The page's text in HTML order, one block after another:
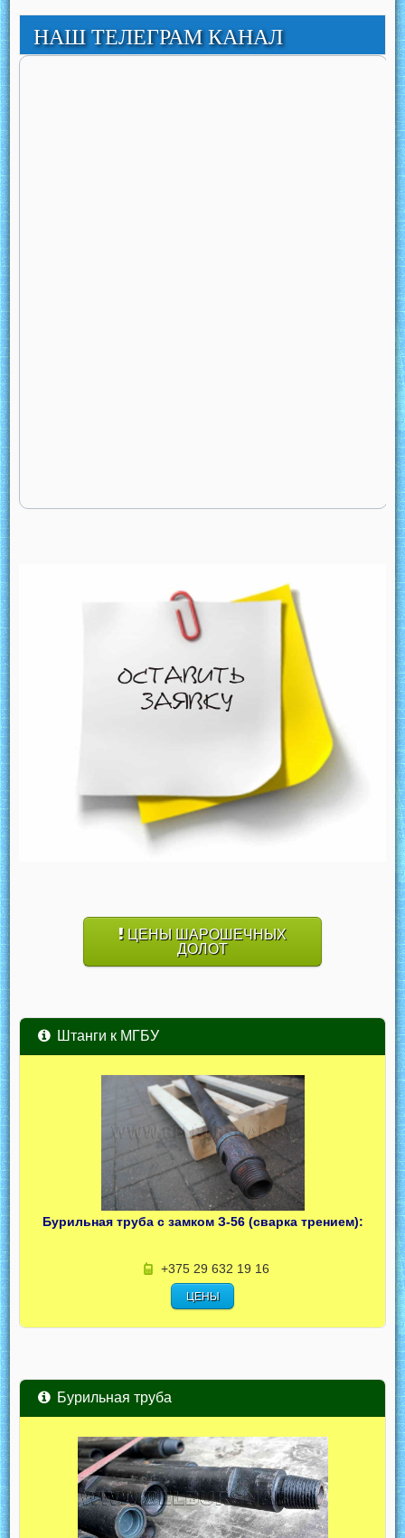
НАШ ТЕЛЕГРАМ КАНАЛ
ЦЕНЫ ШАРОШЕЧНЫХ
ДОЛОТ
Штанги к МГБУ
Бурильная труба с замком З-56 (сварка трением):
+375 29 632 19 16
ЦЕНЫ
Бурильная труба